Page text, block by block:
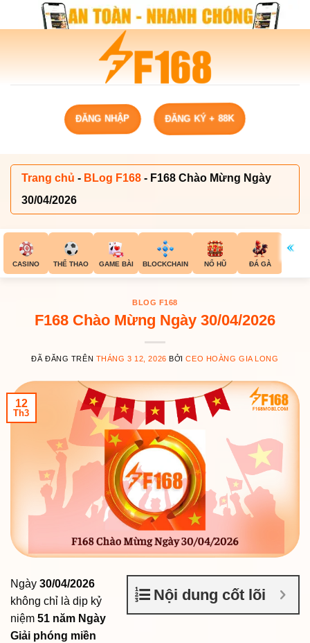
ĐĂNG NHẬP ĐĂNG KÝ + 88K
Trang chủ - BLog F168 - F168 Chào Mừng Ngày
30/04/2026
CASINO THỂ THAO GAME BÀI BLOCKCHAIN NỔ HŨ ĐÁ GÀ
BLOG F168
F168 Chào Mừng Ngày 30/04/2026
ĐÃ ĐĂNG TRÊN THÁNG 3 12, 2026 BỞICEO HOÀNG GIA LONG
12
Th3
Nội dung cốt lõi
Ngày 30/04/2026
không chỉ là dịp kỷ
niệm 51 năm Ngày
Giải phóng miền